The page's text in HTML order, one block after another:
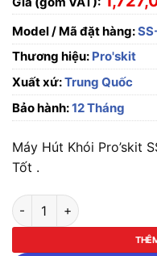
Model / Mã đặt hàng:
Thương hiệu: Pro'skit
Xuất xứ:Trung Quốc
Bảo hành:12 Tháng
Máy Hút Khói Pro’skit
Tốt .
Máy Hút Khói Pro'skit SS-